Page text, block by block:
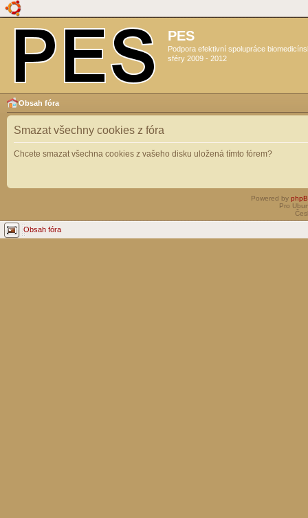
PES
Podpora efektivní spolupráce
sféry 2009 - 2012
Obsah fóra
Smazat všechny cookies z fóra
Chcete smazat všechna cookies z vašeho disku uložená tímto fórem?
Powered by
Pro
Obsah fóra